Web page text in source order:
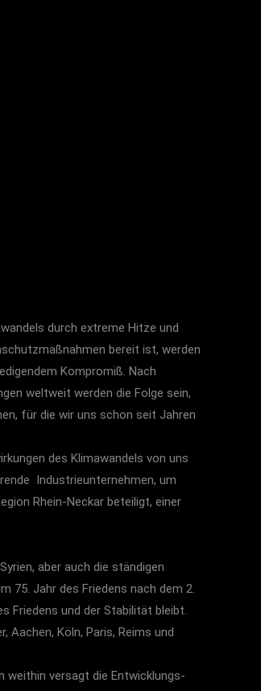
durch extreme Hitze und
bereit ist, werden
Kompromiß. Nach
weltweit werden die Folge sein,
für die wir uns schon seit Jahren
des Klimawandels von uns
Industrieunternehmen, um
Rhein-Neckar beteiligt, einer
aber auch die ständigen
75. Jahr des Friedens nach dem 2.
Friedens und der Stabilität bleibt.
Aachen, Köln, Paris, Reims und
weithin versagt die Entwicklungs-